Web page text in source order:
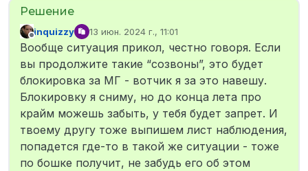
Не в сети
inquizzy 13 июн. 2024 г., 11:01
отредактировано
Вообще ситуация прикол, честно говоря. Если
вы продолжите такие “созвоны”, это будет
блокировка за МГ - вотчик я за это навешу.
Блокировку я сниму, но до конца лета про
крайм можешь забыть, у тебя будет запрет. И
твоему другу тоже выпишем лист наблюдения,
попадется где-то в такой же ситуации - тоже
по бошке получит, не забудь его об этом